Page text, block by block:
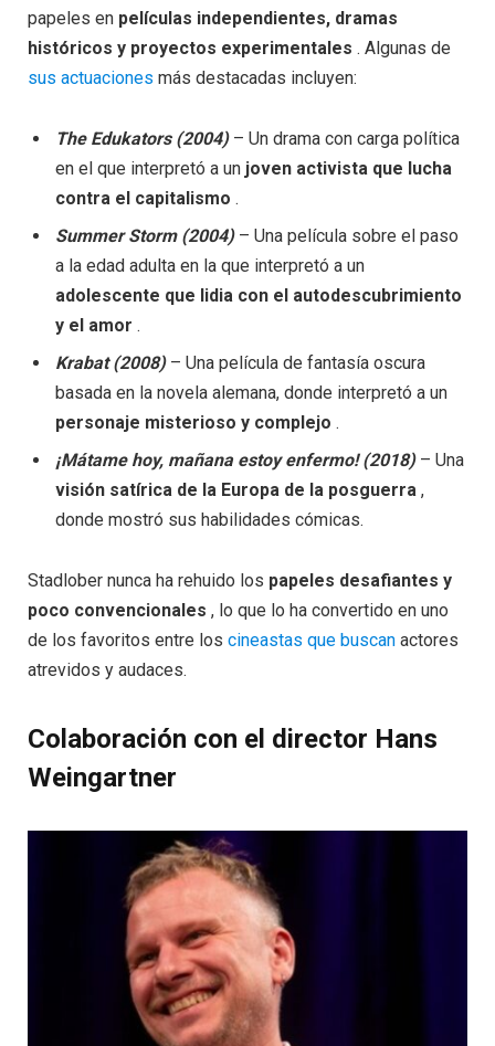
papeles en películas independientes, dramas
históricos y proyectos experimentales . Algunas de
sus actuaciones más destacadas incluyen:
The Edukators (2004)– Un drama con carga política
en el que interpretó a un joven activista que lucha
contra el capitalismo .
Summer Storm (2004)– Una película sobre el paso
a la edad adulta en la que interpretó a un
adolescente que lidia con el autodescubrimiento
y el amor .
Krabat (2008)– Una película de fantasía oscura
basada en la novela alemana, donde interpretó a un
personaje misterioso y complejo .
¡Mátame hoy, mañana estoy enfermo! (2018)– Una
visión satírica de la Europa de la posguerra ,
donde mostró sus habilidades cómicas.
Stadlober nunca ha rehuido los papeles desafiantes y
poco convencionales , lo que lo ha convertido en uno
de los favoritos entre los cineastas que buscan actores
atrevidos y audaces.
Colaboración con el director Hans
Weingartner